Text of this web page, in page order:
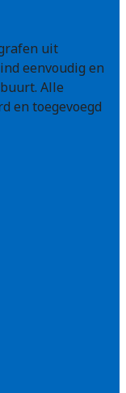
uit
eenvoudig en
Alle
en toegevoegd